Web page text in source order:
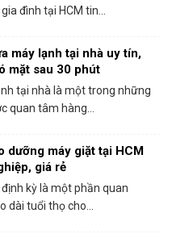
đình tại HCM tin...
máy lạnh tại nhà uy tín,
mặt sau 30 phút
tại nhà là một trong những
quan tâm hàng...
dưỡng máy giặt tại HCM
giá rẻ
kỳ là một phần quan
dài tuổi thọ cho...